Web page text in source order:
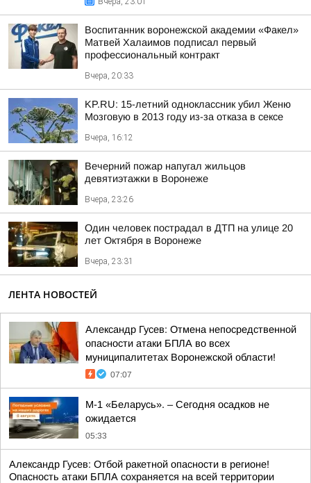
Воспитанник воронежской академии «Факел»
Матвей Халаимов подписал первый
профессиональный контракт
Вчера, 20:33
KP.RU: 15-летний одноклассник убил Женю
Мозговую в 2013 году из-за отказа в сексе
Вчера, 16:12
Вечерний пожар напугал жильцов
девятиэтажки в Воронеже
Вчера, 23:26
Один человек пострадал в ДТП на улице 20
лет Октября в Воронеже
Вчера, 23:31
ЛЕНТА НОВОСТЕЙ
Александр Гусев: Отмена непосредственной
опасности атаки БПЛА во всех
муниципалитетах Воронежской области!
07:07
М-1 «Беларусь». – Сегодня осадков не
ожидается
05:33
Александр Гусев: Отбой ракетной опасности в регионе!
Опасность атаки БПЛА сохраняется на всей территории